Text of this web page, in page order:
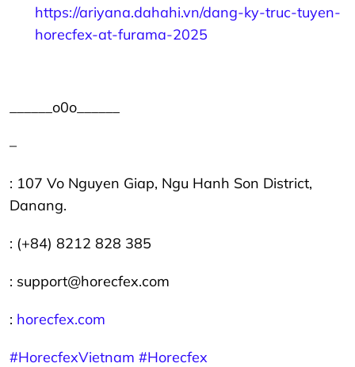
https://ariyana.dahahi.vn/dang-ky-truc-tuyen-
horecfex-at-furama-2025
______o0o______
–
: 107 Vo Nguyen Giap, Ngu Hanh Son District,
Danang.
: (+84) 8212 828 385
: support@horecfex.com
: horecfex.com
#HorecfexVietnam #Horecfex